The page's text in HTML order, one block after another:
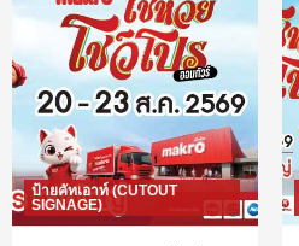
ป้ายคัทเอาท์ (CUTOUT
SIGNAGE)